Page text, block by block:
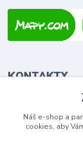
KONTAKTY
Tomáš
+420 702
volejte
Náš e-shop a
cookies, aby